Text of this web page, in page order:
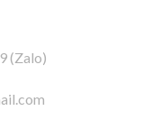
(Zalo)